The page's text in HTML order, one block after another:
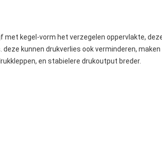
met kegel-vorm het verzegelen oppervlakte,
kunnen drukverlies ook verminderen,
en stabielere drukoutput breder.